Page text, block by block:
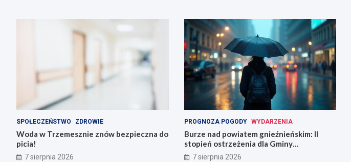
SPOŁECZEŃSTWO ZDROWIE
Woda w Trzemesznie znów bezpieczna do
picia!
7 sierpnia 2026
PROGNOZA POGODY WYDARZENIA
Burze nad powiatem gnieźnieńskim: II
stopień ostrzeżenia dla Gminy
Trzemeszno
7 sierpnia 2026